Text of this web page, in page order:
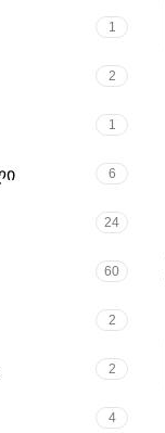
1
2
1
6
24
60
2
2
4